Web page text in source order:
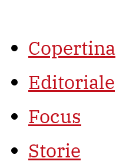
Copertina
Editoriale
Focus
Storie